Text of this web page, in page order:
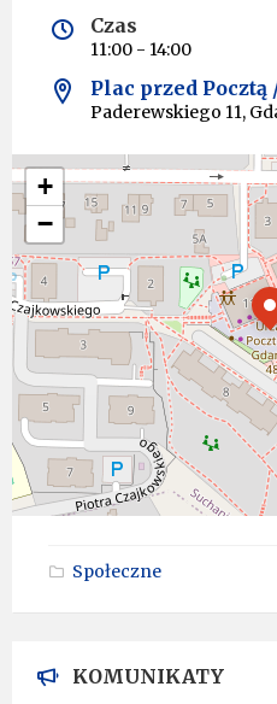
Czas
11:00 - 14:00
Plac przed Pocztą
Paderewskiego 11,
+
−
Społeczne
KOMUNIKATY